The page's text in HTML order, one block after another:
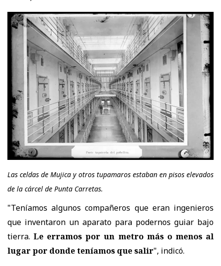
Las celdas de Mujica y otros tupamaros estaban en pisos elevados
de la cárcel de Punta Carretas.
"Teníamos algunos compañeros que eran ingenieros
que inventaron un aparato para podernos guiar bajo
tierra. Le erramos por un metro más o menos al
lugar por donde teníamos que salir", indicó.